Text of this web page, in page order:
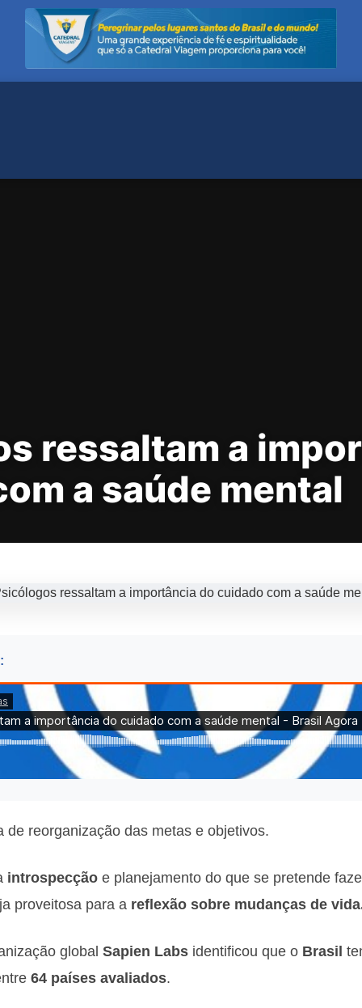
ressaltam a
a saúde mental
de reorganização das metas e objetivos.
introspecção e planejamento do que se pretende
proveitosa para a reflexão sobre mudanças de
global Sapien Labs identificou que o Brasil
64 países avaliados.